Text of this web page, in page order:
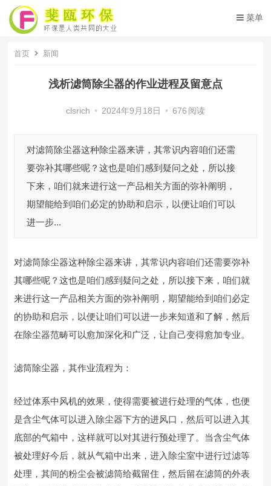
菜单
首页 新闻
浅析滤筒除尘器的作业进程及留意点
clsrich • 2024年9月18日 • 676 阅读
对滤筒除尘器这种除尘器来讲，其常识内容咱们还需
要弥补其哪些呢？这也是咱们感到疑问之处，所以接
下来，咱们就来进行这一产品相关方面的弥补阐明，
期望能给到咱们必定的协助和启示，以便让咱们可以
进一步...
对滤筒除尘器这种除尘器来讲，其常识内容咱们还需要弥补
其哪些呢？这也是咱们感到疑问之处，所以接下来，咱们就
来进行这一产品相关方面的弥补阐明，期望能给到咱们必定
的协助和启示，以便让咱们可以进一步来知道和了解，然后
在除尘器范畴可以愈加深化和广泛，让自己变得愈加专业。
滤筒除尘器，其作业流程为：
经过体系中风机的效果，使得需要被进行处理的气体，也便
是含尘气体可以进入除尘器下方的进风口，然后可以进入其
底部的气箱中，这样就可以对其进行预处理了。当含尘气体
被处理好今后，就从气箱中出来，进入除尘室中进行过滤等
处理，其间的粉尘会被滤筒给截留住，然后留在滤筒的外表